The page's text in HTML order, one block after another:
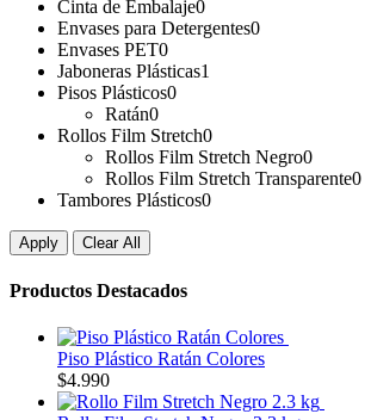
Cinta de Embalaje0
Envases para Detergentes0
Envases PET0
Jaboneras Plásticas1
Pisos Plásticos0
Ratán0
Rollos Film Stretch0
Rollos Film Stretch Negro0
Rollos Film Stretch Transparente0
Tambores Plásticos0
Apply Clear All
Productos Destacados
Piso Plástico Ratán Colores
$4.990